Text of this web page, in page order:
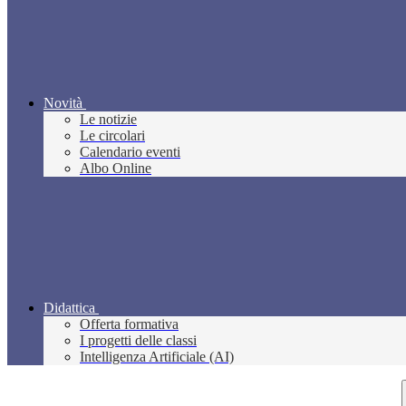
Novità
Le notizie
Le circolari
Calendario eventi
Albo Online
Didattica
Offerta formativa
I progetti delle classi
Intelligenza Artificiale (AI)